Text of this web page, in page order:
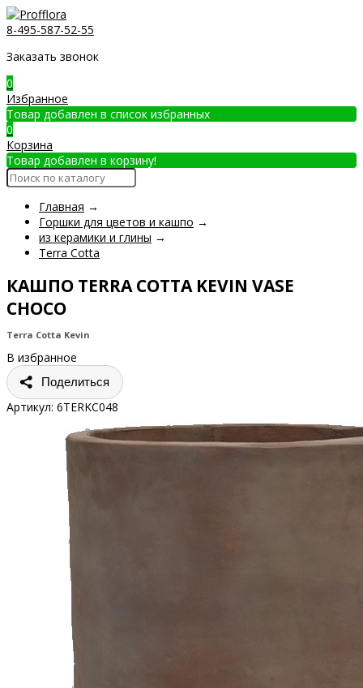
8-495-587-52-55
Заказать звонок
0
Избранное
Товар добавлен в список избранных
0
Корзина
Товар добавлен в корзину!
Главная →
Горшки для цветов и кашпо →
из керамики и глины →
Terra Cotta
КАШПО TERRA COTTA KEVIN VASE
CHOCO
Terra Cotta Kevin
В избранное
Поделиться
Артикул: 6TERKC048